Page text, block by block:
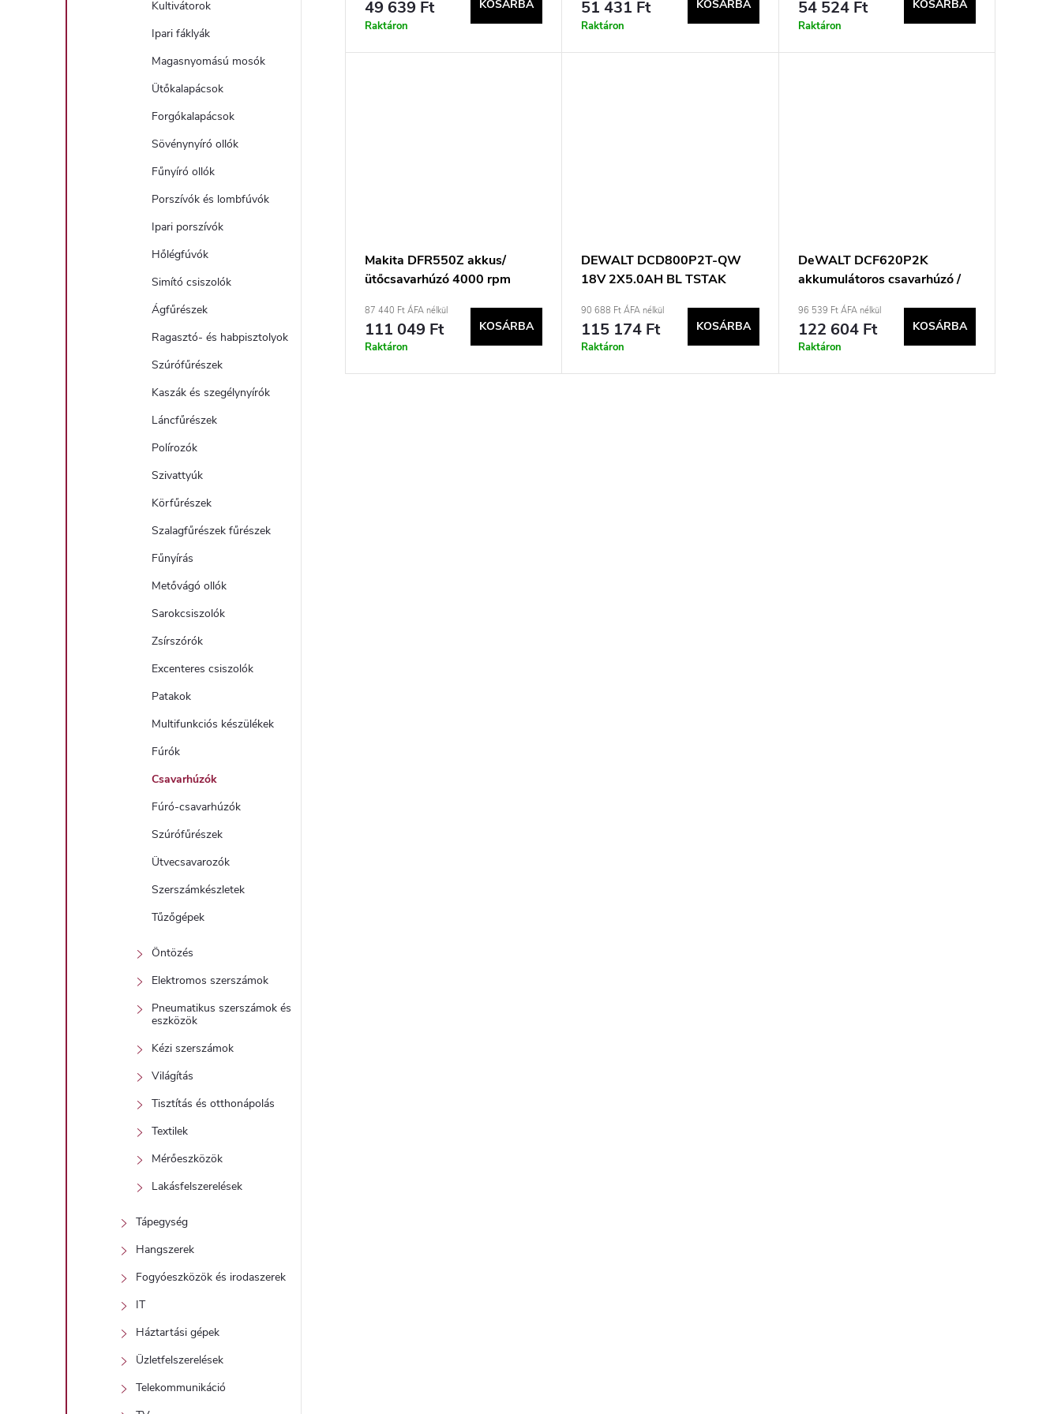
Kultivátorok
Ipari fáklyák
Magasnyomású mosók
Ütőkalapácsok
Forgókalapácsok
Sövénynyíró ollók
Fűnyíró ollók
Porszívók és lombfúvók
Ipari porszívók
Hőlégfúvók
Simító csiszolók
Ágfűrészek
Ragasztó- és habpisztolyok
Szúrófűrészek
Kaszák és szegélynyírók
Láncfűrészek
Polírozók
Szivattyúk
Körfűrészek
Szalagfűrészek fűrészek
Fűnyírás
Metővágó ollók
Sarokcsiszolók
Zsírszórók
Excenteres csiszolók
Patakok
Multifunkciós készülékek
Fúrók
Csavarhúzók
Fúró-csavarhúzók
Szúrófűrészek
Ütvecsavarozók
Szerszámkészletek
Tűzőgépek
Öntözés
Elektromos szerszámok
Pneumatikus szerszámok és
eszközök
Kézi szerszámok
Világítás
Tisztítás és otthonápolás
Textilek
Mérőeszközök
Lakásfelszerelések
Tápegység
Hangszerek
Fogyóeszközök és irodaszerek
IT
Háztartási gépek
Üzletfelszerelések
Telekommunikáció
49 639 Ft
Raktáron
KOSÁRBA 51 431 Ft
Raktáron
KOSÁRBA 54 524 Ft
Raktáron
KOSÁRBA
Makita DFR550Z akkus/
ütőcsavarhúzó 4000 rpm
87 440 Ft ÁFA nélkül
111 049 Ft
Raktáron
KOSÁRBA
DEWALT DCD800P2T-QW
18V 2X5.0AH BL TSTAK
90 688 Ft ÁFA nélkül
115 174 Ft
Raktáron
KOSÁRBA
DeWALT DCF620P2K
akkumulátoros csavarhúzó /
4400 fordulat/perc.
96 539 Ft ÁFA nélkül
122 604 Ft
Raktáron
KOSÁRBA